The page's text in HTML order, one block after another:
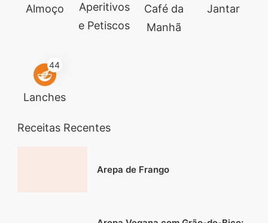
Almoço
Aperitivos
e Petiscos
Café da
Manhã
Jantar
44
Lanches
Receitas Recentes
Arepa de Frango